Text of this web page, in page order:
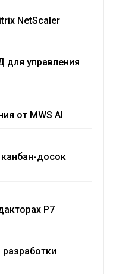
NetScaler
для управления
от MWS AI
досок
Р7